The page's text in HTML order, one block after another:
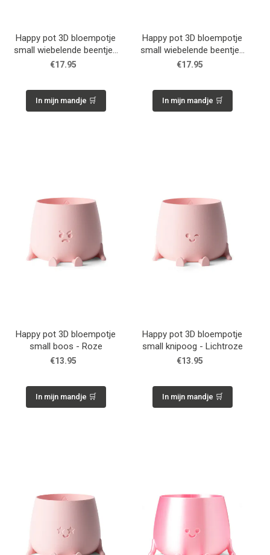
Happy pot 3D bloempotje
small wiebelende beentjes
- Roze
€17.95
In mijn mandje 🛒
Happy pot 3D bloempotje
small wiebelende beentjes
- Khaki
€17.95
In mijn mandje 🛒
Happy pot 3D bloempotje
small boos - Roze
€13.95
In mijn mandje 🛒
Happy pot 3D bloempotje
small knipoog - Lichtroze
€13.95
In mijn mandje 🛒